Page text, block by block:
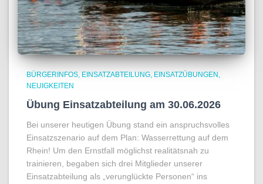
BÜRGERINFOS EINSATZABTEILUNG EINSATZÜBUNGEN
NEUIGKEITEN
Übung Einsatzabteilung am 30.06.2026
Bei unserer heutigen Übung stand ein anspruchsvolles
Einsatzszenario auf dem Plan: Wasserrettung auf dem
Rhein! Um den Ernstfall möglichst realitätsnah zu
trainieren, begaben sich drei Mitglieder unserer
Einsatzabteilung als „verunglückte Personen“ ins